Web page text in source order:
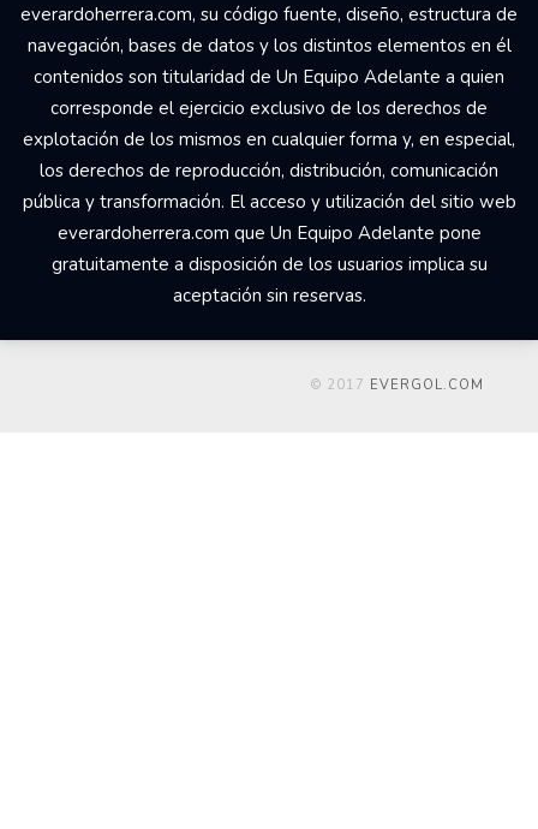
everardoherrera.com, su código fuente, diseño, estructura de
navegación, bases de datos y los distintos elementos en él
contenidos son titularidad de Un Equipo Adelante a quien
corresponde el ejercicio exclusivo de los derechos de
explotación de los mismos en cualquier forma y, en especial,
los derechos de reproducción, distribución, comunicación
pública y transformación. El acceso y utilización del sitio web
everardoherrera.com que Un Equipo Adelante pone
gratuitamente a disposición de los usuarios implica su
aceptación sin reservas.
© 2017 EVERGOL.COM